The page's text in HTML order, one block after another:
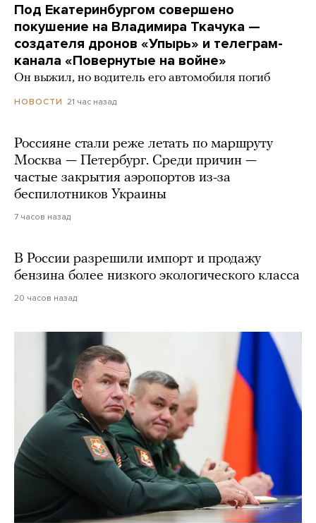
Под Екатеринбургом совершено
покушение на Владимира Ткачука —
создателя дронов «Упырь» и телеграм-
канала «Повернутые на войне»
Он выжил, но водитель его автомобиля погиб
НОВОСТИ 21 час назад
Россияне стали реже летать по маршруту
Москва — Петербург. Среди причин —
частые закрытия аэропортов из-за
беспилотников Украины
7 часов назад
В России разрешили импорт и продажу
бензина более низкого экологического класса
20 часов назад